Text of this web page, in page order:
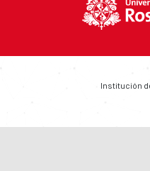
Institución